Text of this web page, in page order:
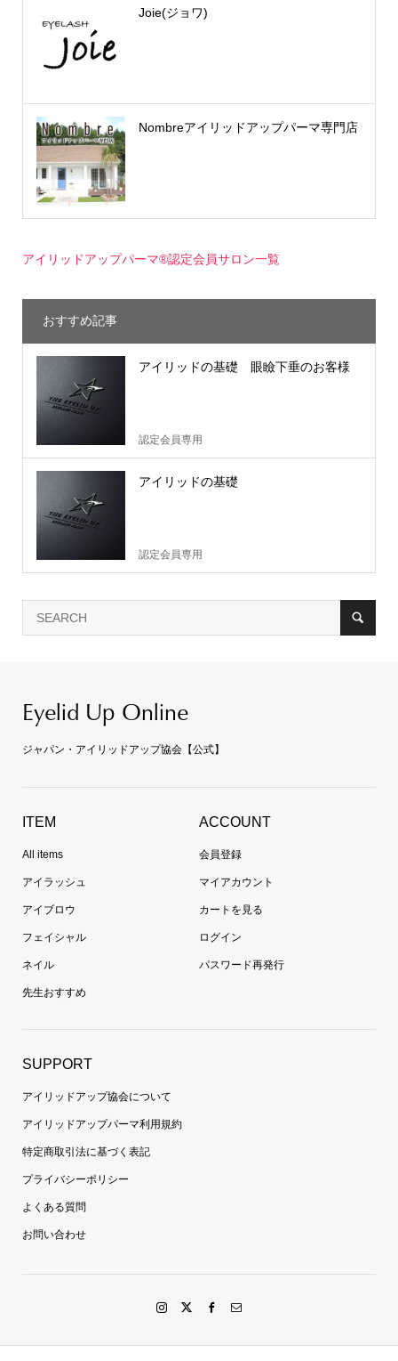
Joie(ジョワ)
Nombreアイリッドアップパーマ専門店
アイリッドアップパーマ®認定会員サロン一覧
おすすめ記事
アイリッドの基礎 眼瞼下垂のお客様
認定会員専用
アイリッドの基礎
認定会員専用
Eyelid Up Online
ジャパン・アイリッドアップ協会【公式】
ITEM
All items
アイラッシュ
アイブロウ
フェイシャル
ネイル
先生おすすめ
ACCOUNT
会員登録
マイアカウント
カートを見る
ログイン
パスワード再発行
SUPPORT
アイリッドアップ協会について
アイリッドアップパーマ利用規約
特定商取引法に基づく表記
プライバシーポリシー
よくある質問
お問い合わせ